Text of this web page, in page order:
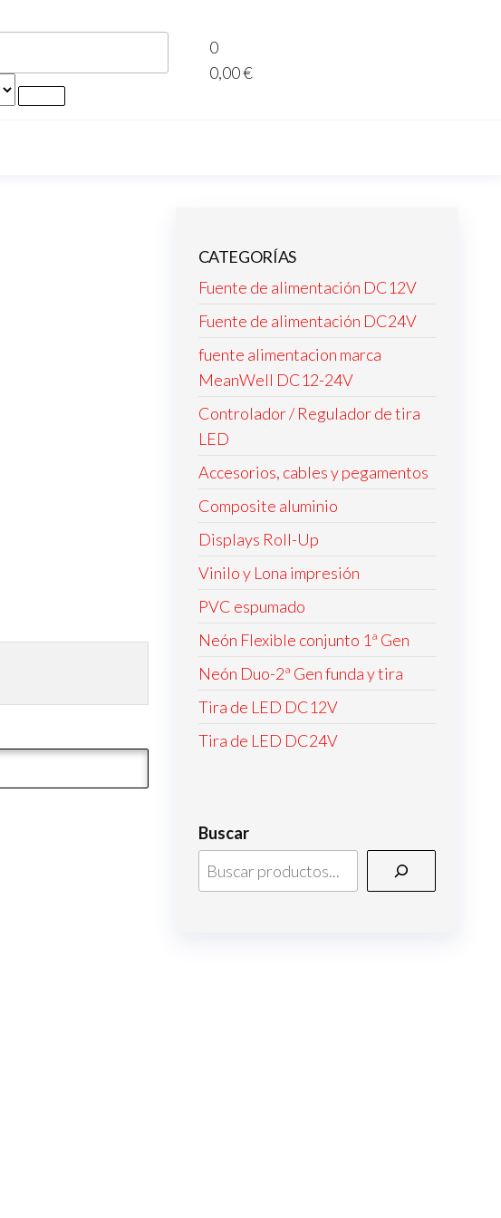
0
0,00 €
CATEGORÍAS
Fuente de alimentación DC12V
Fuente de alimentación DC24V
fuente alimentacion marca
MeanWell DC12-24V
Controlador / Regulador de tira
LED
Accesorios, cables y pegamentos
Composite aluminio
Displays Roll-Up
Vinilo y Lona impresión
PVC espumado
Neón Flexible conjunto 1ª Gen
Neón Duo-2ª Gen funda y tira
Tira de LED DC12V
Tira de LED DC24V
Buscar